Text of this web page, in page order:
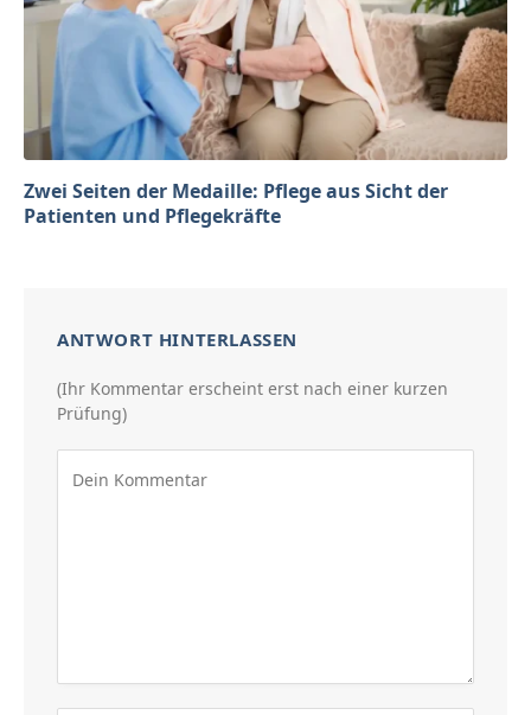
Zwei Seiten der Medaille: Pflege aus Sicht der
Patienten und Pflegekräfte
ANTWORT HINTERLASSEN
(Ihr Kommentar erscheint erst nach einer kurzen
Prüfung)